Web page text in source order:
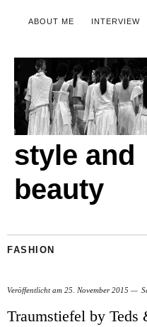
ABOUT ME INTERVIEW
style and
beauty
FASHION
Veröffentlicht am 25. November 2015
Traumstiefel by